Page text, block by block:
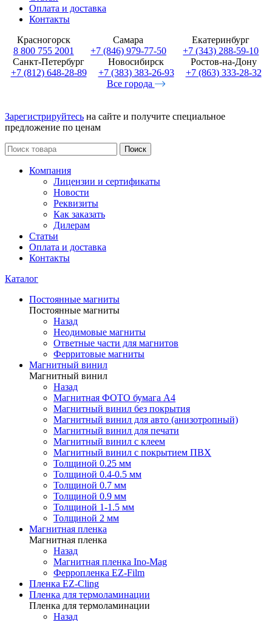
Оплата и доставка
Контакты
Красногорск
8 800 755 2001
Самара
+7 (846) 979-77-50
Екатеринбург
+7 (343) 288-59-10
Санкт-Петербург
+7 (812) 648-28-89
Новосибирск
+7 (383) 383-26-93
Ростов-на-Дону
+7 (863) 333-28-32
Все города
Зарегистрируйтесь на сайте и получите специальное
предложение по ценам
Поиск
Компания
Лицензии и сертификаты
Новости
Реквизиты
Как заказать
Дилерам
Статьи
Оплата и доставка
Контакты
Каталог
Постоянные магниты
Постоянные магниты
Назад
Неодимовые магниты
Ответные части для магнитов
Ферритовые магниты
Магнитный винил
Магнитный винил
Назад
Магнитная ФОТО бумага А4
Магнитный винил без покрытия
Магнитный винил для авто (анизотропный)
Магнитный винил для печати
Магнитный винил с клеем
Магнитный винил с покрытием ПВХ
Толщиной 0.25 мм
Толщиной 0.4-0.5 мм
Толщиной 0.7 мм
Толщиной 0.9 мм
Толщиной 1-1.5 мм
Толщиной 2 мм
Магнитная пленка
Магнитная пленка
Назад
Магнитная пленка Ino-Mag
Ферропленка EZ-Film
Пленка EZ-Cling
Пленка для термоламинации
Пленка для термоламинации
Назад